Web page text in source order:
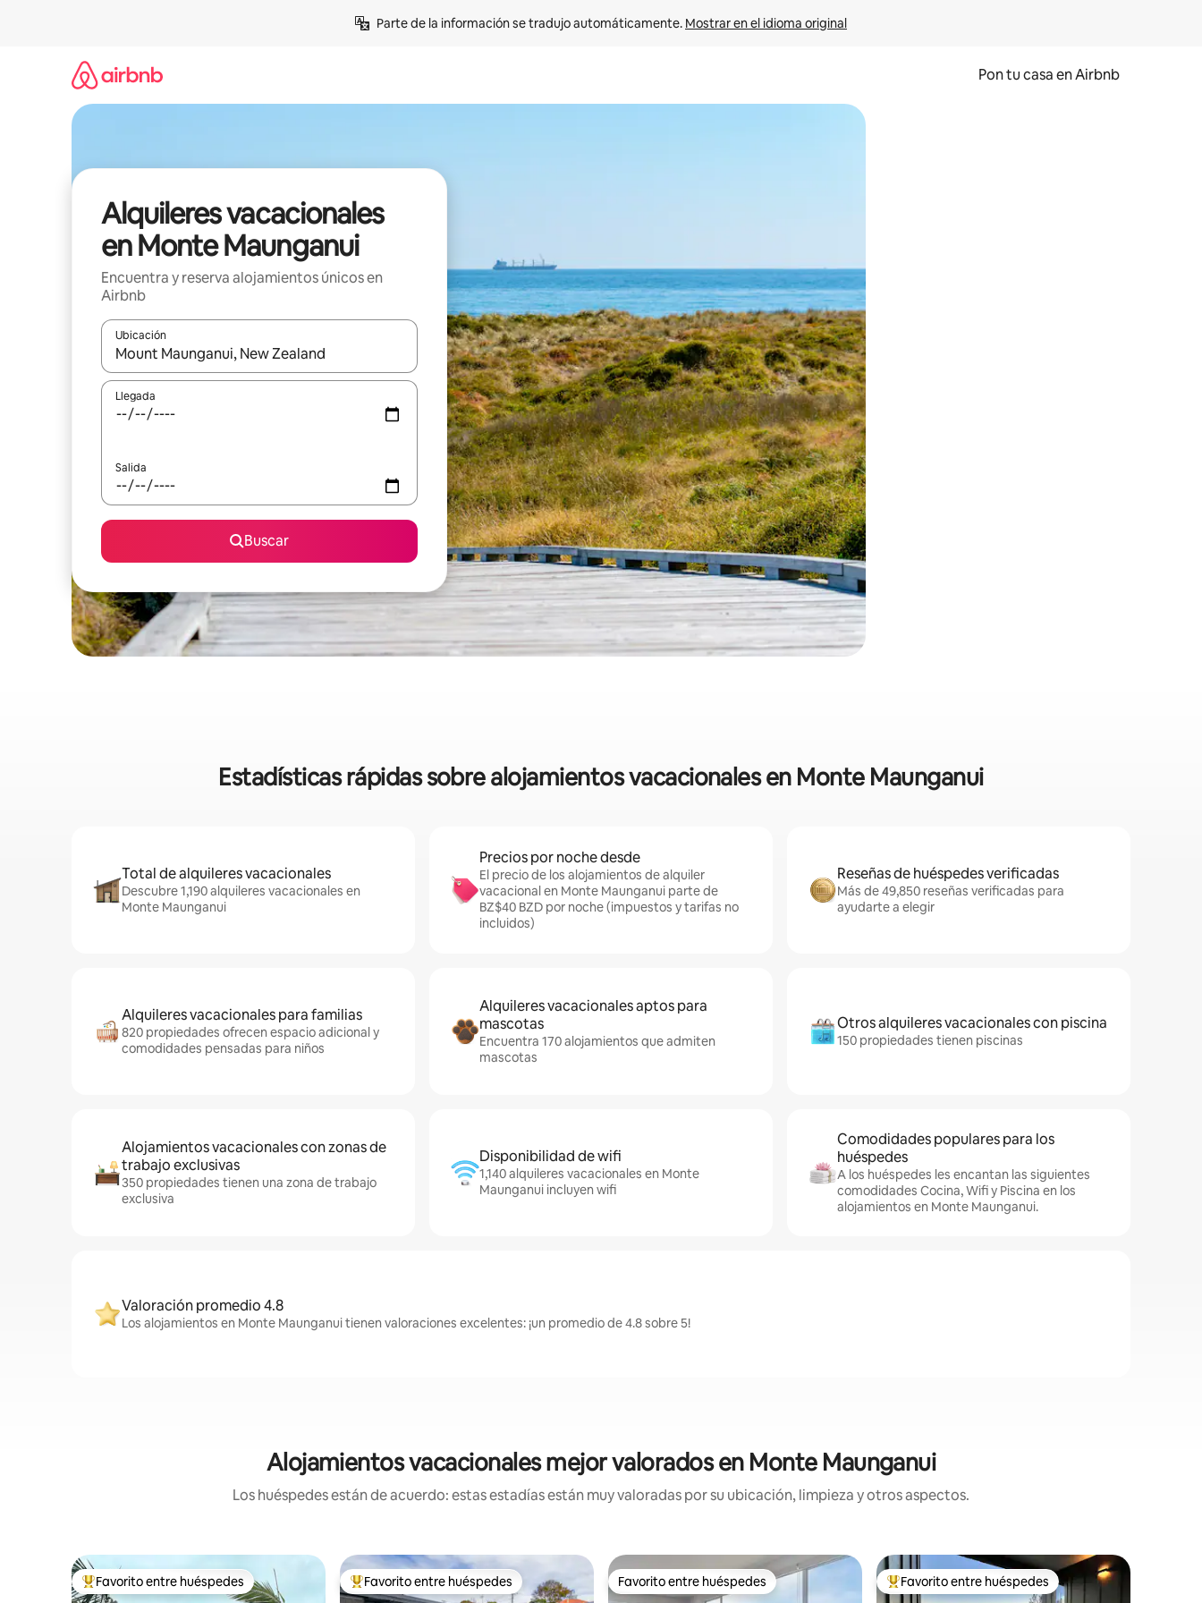
Parte de la información se tradujo automáticamente. Mostrar en el idioma original
Pon tu casa en Airbnb
Alquileres vacacionales
en Monte Maunganui
Encuentra y reserva alojamientos únicos en
Airbnb
Ubicación
Cuando los resultados estén disponibles, navega con las teclas de flecha hacia arriba y hacia abajo o explora con el tacto o desliza el dedo.
Llegada
Salida
Buscar
Estadísticas rápidas sobre alojamientos vacacionales en Monte Maunganui
Total de alquileres vacacionales
Descubre 1,190 alquileres vacacionales en
Monte Maunganui
Precios por noche desde
El precio de los alojamientos de alquiler
vacacional en Monte Maunganui parte de
BZ$40 BZD por noche (impuestos y tarifas no
incluidos)
Reseñas de huéspedes verificadas
Más de 49,850 reseñas verificadas para
ayudarte a elegir
Alquileres vacacionales para familias
820 propiedades ofrecen espacio adicional y
comodidades pensadas para niños
Alquileres vacacionales aptos para
mascotas
Encuentra 170 alojamientos que admiten
mascotas
Otros alquileres vacacionales con piscina
150 propiedades tienen piscinas
Alojamientos vacacionales con zonas de
trabajo exclusivas
350 propiedades tienen una zona de trabajo
exclusiva
Disponibilidad de wifi
1,140 alquileres vacacionales en Monte
Maunganui incluyen wifi
Comodidades populares para los
huéspedes
A los huéspedes les encantan las siguientes
comodidades Cocina, Wifi y Piscina en los
alojamientos en Monte Maunganui.
Valoración promedio 4.8
Los alojamientos en Monte Maunganui tienen valoraciones excelentes: ¡un promedio de 4.8 sobre 5!
Alojamientos vacacionales mejor valorados en Monte Maunganui
Los huéspedes están de acuerdo: estas estadías están muy valoradas por su ubicación, limpieza y otros aspectos.
Favorito entre huéspedes preferido
Favorito entre huéspedes Favorito entre huéspedes preferido
Favorito entre huéspedes Favorito entre huéspedes
Favorito entre huéspedes Favorito entre huéspedes preferido
Favorito entre huéspedes